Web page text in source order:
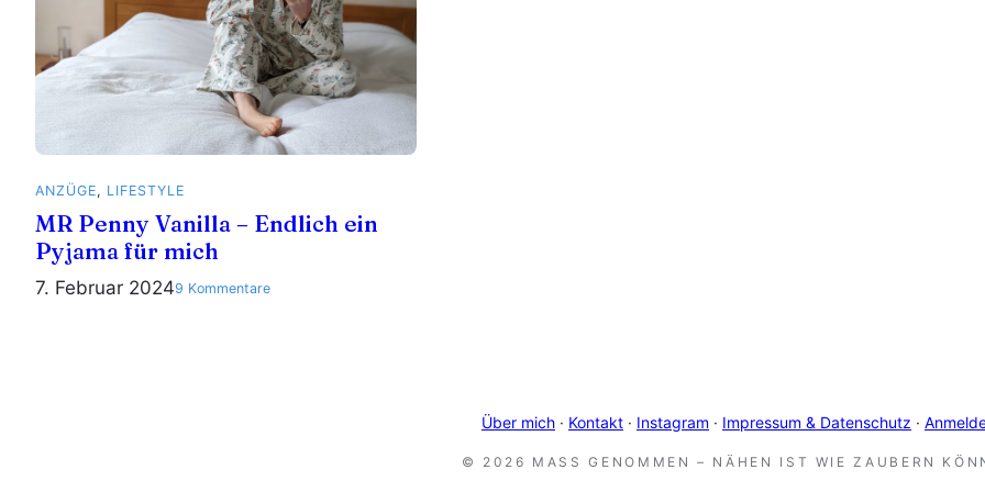
ANZÜGE, LIFESTYLE
MR Penny Vanilla – Endlich ein
Pyjama für mich
7. Februar 20249 Kommentarezu
Über mich · Kontakt · Instagram · Impressum & Datenschutz ·
© 2026 MASS GENOMMEN – NÄHEN IST WIE ZAUBERN